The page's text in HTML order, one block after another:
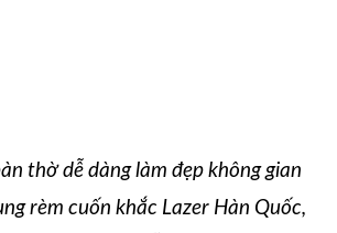
thờ dễ dàng làm đẹp không gian
rèm cuốn khắc Lazer Hàn Quốc,